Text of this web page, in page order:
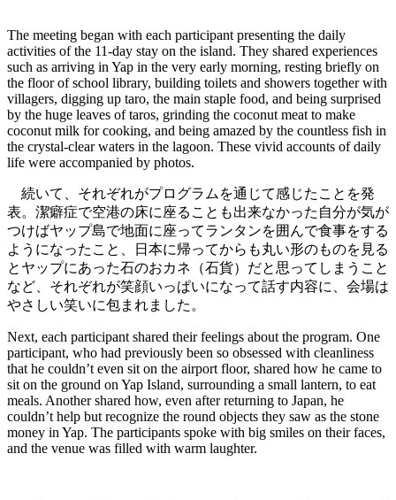
The meeting began with each participant presenting the daily
activities of the 11-day stay on the island. They shared experiences
such as arriving in Yap in the very early morning, resting briefly on
the floor of school library, building toilets and showers together with
villagers, digging up taro, the main staple food, and being surprised
by the huge leaves of taros, grinding the coconut meat to make
coconut milk for cooking, and being amazed by the countless fish in
the crystal-clear waters in the lagoon. These vivid accounts of daily
life were accompanied by photos.
続いて、それぞれがプログラムを通じて感じたことを発
表。潔癖症で空港の床に座ることも出来なかった自分が気が
つけばヤップ島で地面に座ってランタンを囲んで食事をする
ようになったこと、日本に帰ってからも丸い形のものを見る
とヤップにあった石のおカネ（石貨）だと思ってしまうこと
など、それぞれが笑顔いっぱいになって話す内容に、会場は
やさしい笑いに包まれました。
Next, each participant shared their feelings about the program. One
participant, who had previously been so obsessed with cleanliness
that he couldn’t even sit on the airport floor, shared how he came to
sit on the ground on Yap Island, surrounding a small lantern, to eat
meals. Another shared how, even after returning to Japan, he
couldn’t help but recognize the round objects they saw as the stone
money in Yap. The participants spoke with big smiles on their faces,
and the venue was filled with warm laughter.